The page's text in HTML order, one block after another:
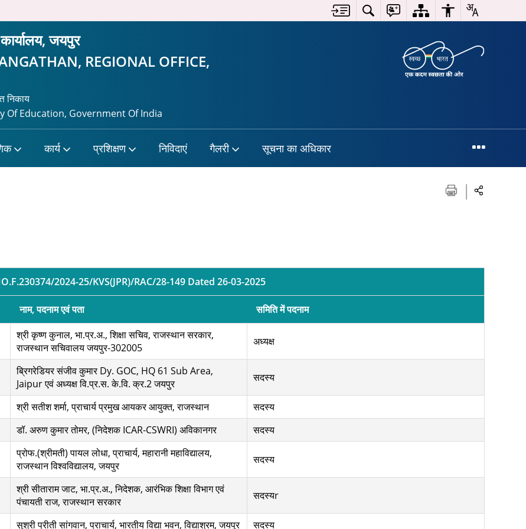
जयपुर
REGIONAL OFFICE,
निकाय
Education, Government Of India
कार्य प्रशिक्षण निविदाएं गैलरी सूचना का अधिकार
2024-25/KVS(JPR)/RAC/28-149 Dated 26-03-2025
नाम, पदनाम एवं पता समिति में पदनाम
श्री कृष्ण कुनाल, भा.प्र.अ., शिक्षा सचिव, राजस्थान सरकार,
राजस्थान सचिवालय जयपुर-302005
अध्यक्ष
ब्रिगरेडियर संजीव कुमार Dy. GOC, HQ 61 Sub Area,
Jaipur एवं अध्यक्ष वि.प्र.स. के.वि. क्र.2 जयपुर
सदस्य
श्री सतीश शर्मा, प्राचार्य प्रमुख आयकर आयुक्त, राजस्थान
सदस्य
डॉ. अरुण कुमार तोमर, (निदेशक ICAR-CSWRI) अविकानगर सदस्य
प्रोफ.(श्रीमती) पायल लोधा, प्राचार्य, महारानी महाविद्यालय,
राजस्थान विश्वविद्यालय, जयपुर
सदस्य
श्री सीताराम जाट, भा.प्र.अ., निदेशक, आरंभिक शिक्षा विभाग एवं
पंचायती राज, राजस्थान सरकार
सदस्यr
सुश्री प्रीती सांगवान, प्राचार्य, भारतीय विद्या भवन, विद्याश्रम, जयपुर
सदस्य